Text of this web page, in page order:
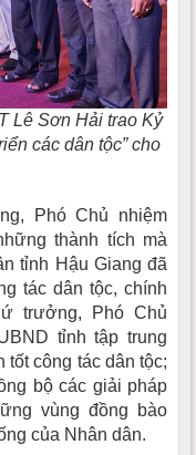
Lê Sơn Hải trao Kỷ
các dân tộc” cho
Phó Chủ nhiệm
thành tích mà
tỉnh Hậu Giang đã
tác dân tộc, chính
trưởng, Phó Chủ
tỉnh tập trung
tốt công tác dân tộc;
bộ các giải pháp
vùng đồng bào
của Nhân dân.